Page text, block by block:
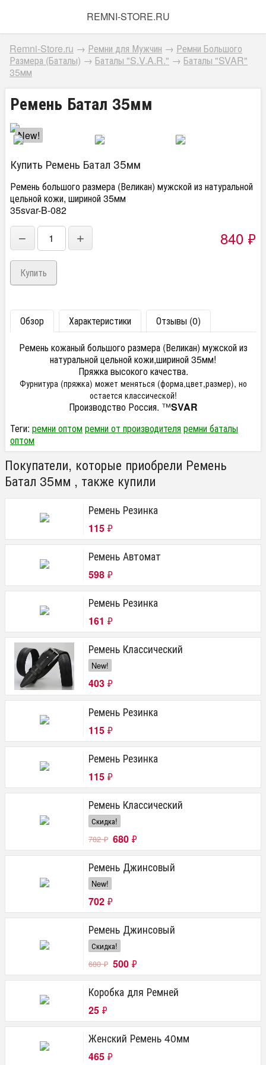
REMNI-STORE.RU
Remni-Store.ru → Ремни для Мужчин → Ремни Большого
Размера (Баталы) → Баталы "S.V.A.R." → Баталы "SVAR"
35мм
Ремень Батал 35мм
New!
Купить Ремень Батал 35мм
Ремень большого размера (Великан) мужской из натуральной
цельной кожи, шириной 35мм
35svar-B-082
− + 840 ₽
Обзор Характеристики
Отзывы (0)
Ремень кожаный большого размера (Великан) мужской из
натуральной цельной кожи,шириной 35мм!
Пряжка высокого качества.
Фурнитура (пряжка) может меняться (форма,цвет,размер), но
остается классической!
Производство Россия. ™SVAR
Теги: ремни оптомремни от производителяремни баталы
оптом
Покупатели, которые приобрели Ремень
Батал 35мм , также купили
Ремень Резинка
115 ₽
Ремень Автомат
598 ₽
Ремень Резинка
161 ₽
Ремень Классический
New!
403 ₽
Ремень Резинка
115 ₽
Ремень Резинка
115 ₽
Ремень Классический
Скидка!
782₽ 680 ₽
Ремень Джинсовый
New!
702 ₽
Ремень Джинсовый
Скидка!
680₽ 500 ₽
Коробка для Ремней
25 ₽
Женский Ремень 40мм
465 ₽